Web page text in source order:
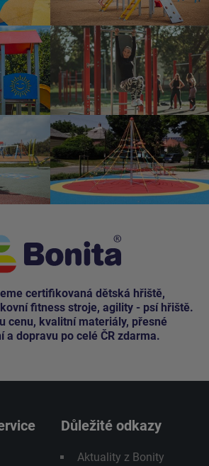
certifikovaná dětská hřiště,
fitness stroje, agility - psí hřiště.
cenu, kvalitní materiály, přesné
a dopravu po celé ČR zdarma.
Důležité odkazy
Aktuality z Bonity